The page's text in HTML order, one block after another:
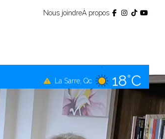
Nous joindreÀ propos
La Sarre, Qc 18°C
Val-d'Or, Qc 17°C
Rouyn-Noranda, Qc 16°C
Amos, Qc